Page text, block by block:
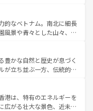
、バラエティ豊かな料理
台湾情報は コンテンツ一覧を参
の自然美を楽しむことが
、絶品のストリートフード
っている。夜には、韓国な
彩な魅力を心ゆくまで味
。 なお、新着の韓国情報はコンテンツ一
的なベトナム。南北に細長
風景や青々とした山々、世
ハノイの古い町並みやホ
の建物も、独特の雰囲気を
ティの豊かさとおいしさで
ナムコーヒーなどは、ぜ
を訪れてもあたたかい人々
きっと忘れられない旅にな
豊かな自然と歴史が息づく
が立ち並ぶ一方、伝統的な
チェンマイなどの山岳地
プーケットやクラビの美し
むことができる。タイ料理
港は、特有のエネルギーを
広がる壮大な景色、近未来